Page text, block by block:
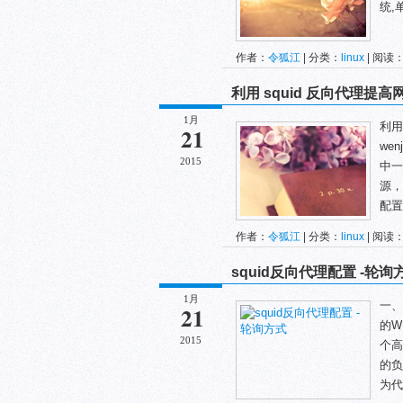
统,
作者： 令狐江 | 分类： linux | 阅读
1月
21
2015
利用 squid 反向代理提高
利
中
源
配
作者： 令狐江 | 分类： linux | 阅读
1月
21
2015
squid反向代理配置 -轮询
一
的
个
的
为